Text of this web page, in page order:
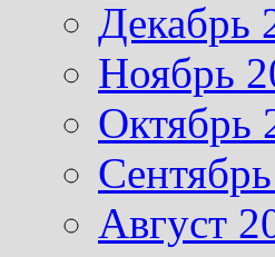
Декабрь
Ноябрь
Октябрь
Август